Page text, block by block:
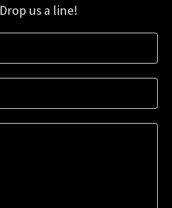
Drop us a line!